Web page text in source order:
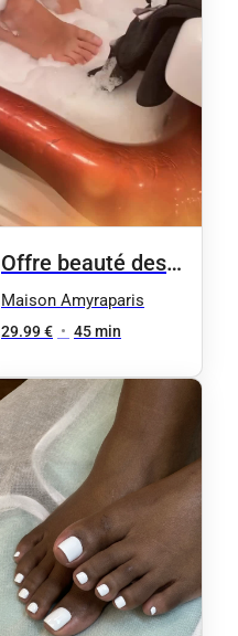
Offre beauté des
pieds femme
Maison Amyraparis
29.99 € • 45 min